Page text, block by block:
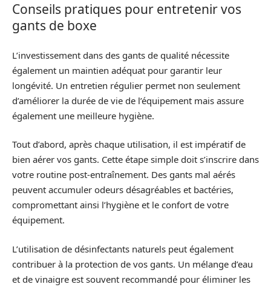
Conseils pratiques pour entretenir vos
gants de boxe
L’investissement dans des gants de qualité nécessite
également un maintien adéquat pour garantir leur
longévité. Un entretien régulier permet non seulement
d’améliorer la durée de vie de l’équipement mais assure
également une meilleure hygiène.
Tout d’abord, après chaque utilisation, il est impératif de
bien aérer vos gants. Cette étape simple doit s’inscrire dans
votre routine post-entraînement. Des gants mal aérés
peuvent accumuler odeurs désagréables et bactéries,
compromettant ainsi l’hygiène et le confort de votre
équipement.
L’utilisation de désinfectants naturels peut également
contribuer à la protection de vos gants. Un mélange d’eau
et de vinaigre est souvent recommandé pour éliminer les